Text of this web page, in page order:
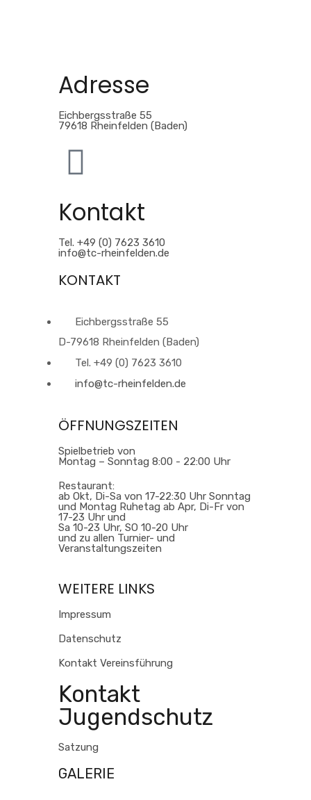
immer
entsperren
Adresse
Eichbergsstraße 55
79618 Rheinfelden (Baden)
Kontakt
Tel. +49 (0) 7623 3610
info@tc-rheinfelden.de
KONTAKT
Eichbergsstraße 55
D-79618 Rheinfelden (Baden)
Tel. +49 (0) 7623 3610
info@tc-rheinfelden.de
ÖFFNUNGSZEITEN
Spielbetrieb von
Montag – Sonntag 8:00 - 22:00 Uhr
Restaurant:
ab Okt, Di-Sa von 17-22:30 Uhr Sonntag
und Montag Ruhetag ab Apr, Di-Fr von
17-23 Uhr und
Sa 10-23 Uhr, SO 10-20 Uhr
und zu allen Turnier- und
Veranstaltungszeiten
WEITERE LINKS
Impressum
Datenschutz
Kontakt Vereinsführung
Kontakt
Jugendschutz
Satzung
GALERIE